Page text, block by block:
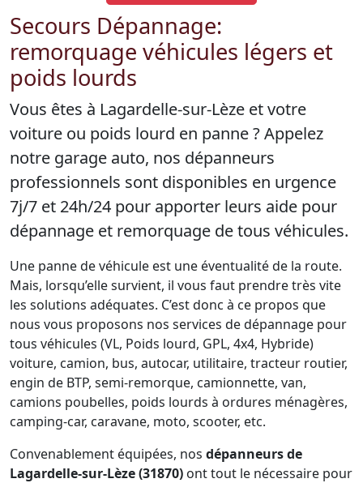
Secours Dépannage:
remorquage véhicules légers et
poids lourds
Vous êtes à Lagardelle-sur-Lèze et votre
voiture ou poids lourd en panne ? Appelez
notre garage auto, nos dépanneurs
professionnels sont disponibles en urgence
7j/7 et 24h/24 pour apporter leurs aide pour
dépannage et remorquage de tous véhicules.
Une panne de véhicule est une éventualité de la route.
Mais, lorsqu’elle survient, il vous faut prendre très vite
les solutions adéquates. C’est donc à ce propos que
nous vous proposons nos services de dépannage pour
tous véhicules (VL, Poids lourd, GPL, 4x4, Hybride)
voiture, camion, bus, autocar, utilitaire, tracteur routier,
engin de BTP, semi-remorque, camionnette, van,
camions poubelles, poids lourds à ordures ménagères,
camping-car, caravane, moto, scooter, etc.
Convenablement équipées, nos dépanneurs de
Lagardelle-sur-Lèze (31870) ont tout le nécessaire pour